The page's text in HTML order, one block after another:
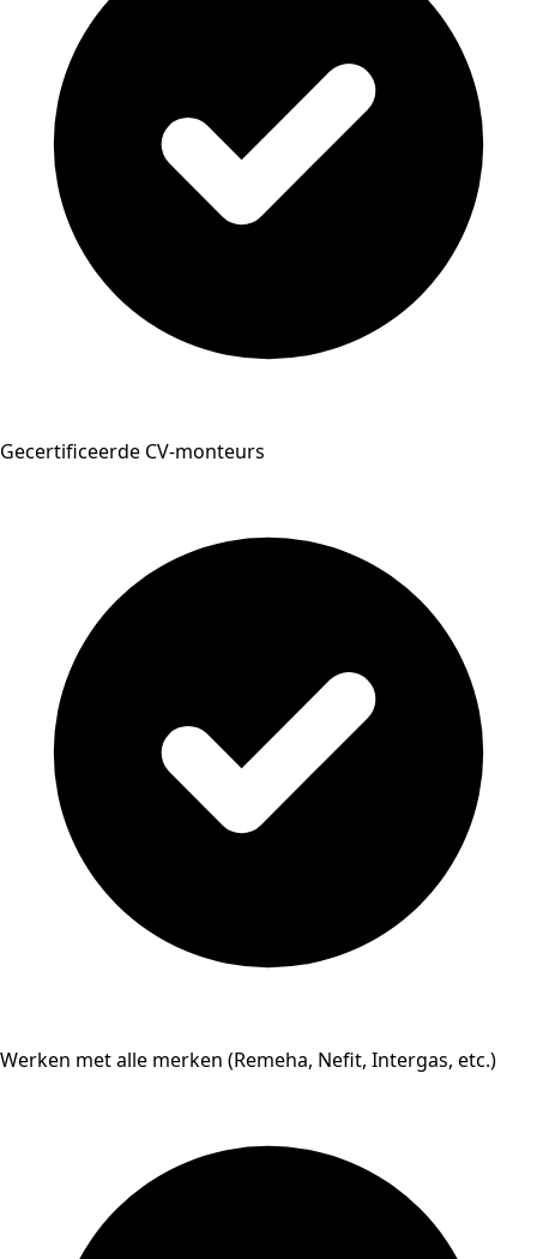
Gecertificeerde CV-monteurs
Werken met alle merken (Remeha, Nefit, Intergas, etc.)